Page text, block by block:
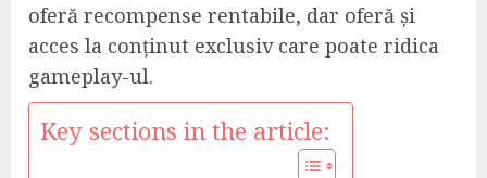
oferă recompense rentabile, dar oferă și
acces la conținut exclusiv care poate ridica
gameplay-ul.
Key sections in the article: